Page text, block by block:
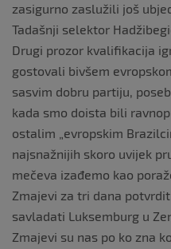
zasigurno zaslužili još
Tadašnji selektor
Drugi prozor kvalifikacija
gostovali bivšem
sasvim dobru partiju,
kada smo doista bili
ostalim „evropskim
najsnažnijih skoro uvijek
mečeva izađemo kao
Zmajevi za tri dana
savladati Luksemburg u
Zmajevi su nas po ko zna